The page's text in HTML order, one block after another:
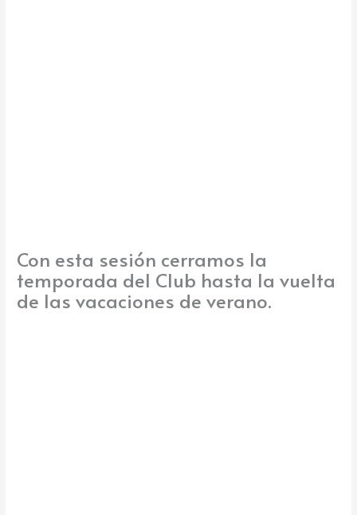
Con esta sesión cerramos la
temporada del Club hasta la vuelta
de las vacaciones de verano.